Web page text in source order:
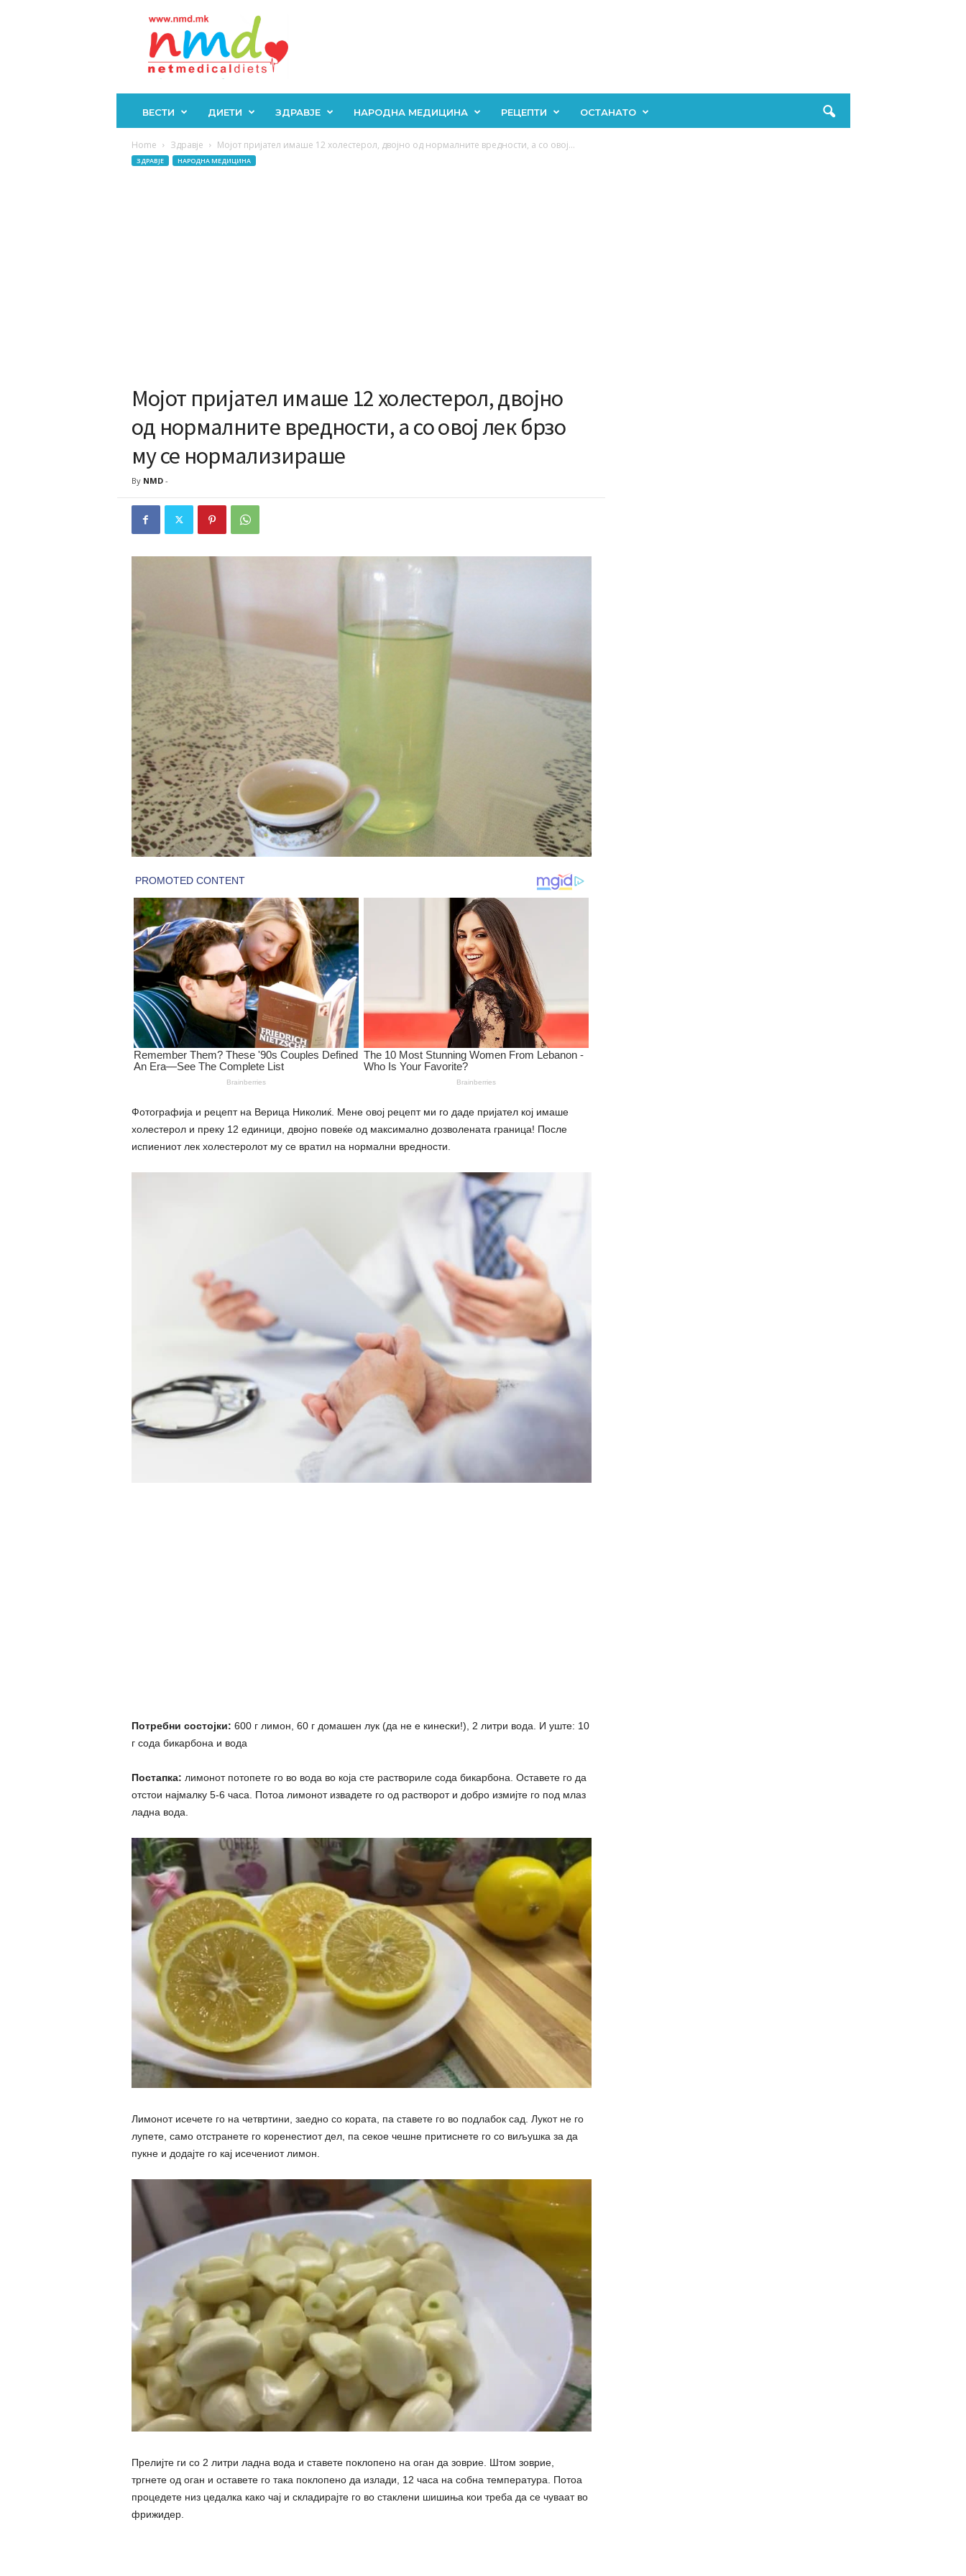
ВЕСТИ ДИЕТИ ЗДРАВЈЕ НАРОДНА МЕДИЦИНА РЕЦЕПТИ ОСТАНАТО
Home Здравје Мојот пријател имаше 12 холестерол, двојно од нормалните вредности, а со овој...
ЗДРАВЈЕ НАРОДНА МЕДИЦИНА
Мојот пријател имаше 12 холестерол, двојно
од нормалните вредности, а со овој лек брзо
му се нормализираше
By NMD-
Фотографија и рецепт на Верица Николиќ. Мене овој рецепт ми го даде пријател кој имаше
холестерол и преку 12 единици, двојно повеќе од максимално дозволената граница! После
испиениот лек холестеролот му се вратил на нормални вредности.
Потребни состојки: 600 г лимон, 60 г домашен лук (да не е кинески!), 2 литри вода. И уште: 10
г сода бикарбона и вода
Постапка: лимонот потопете го во вода во која сте раствориле сода бикарбона. Оставете го да
отстои најмалку 5-6 часа. Потоа лимонот извадете го од растворот и добро измијте го под млаз
ладна вода.
Лимонот исечете го на четвртини, заедно со кората, па ставете го во подлабок сад. Лукот не го
лупете, само отстранете го коренестиот дел, па секое чешне притиснете го со виљушка за да
пукне и додајте го кај исечениот лимон.
Прелијте ги со 2 литри ладна вода и ставете поклопено на оган да зоврие. Штом зоврие,
тргнете од оган и оставете го така поклопено да излади, 12 часа на собна температура. Потоа
процедете низ цедалка како чај и складирајте го во стаклени шишиња кои треба да се чуваат во
фрижидер.